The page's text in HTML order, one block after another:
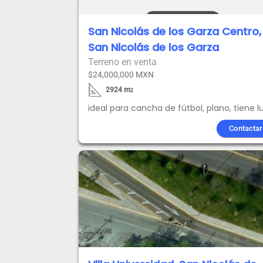
San Nicolás de los Garza Centro,
San Nicolás de los Garza
Terreno en venta
$24,000,000 MXN
2924m2
ideal para cancha de fútbol, plano, tiene
Contactar